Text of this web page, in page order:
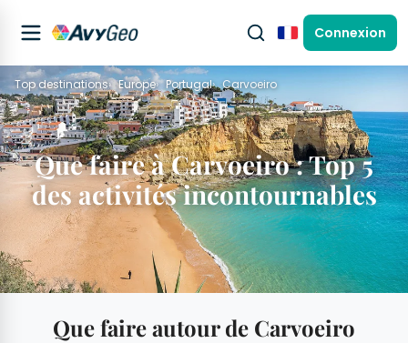
FrançaisConnexion
Top destinations Europe Portugal Carvoeiro
Que faire à Carvoeiro : Top 5
des activités incontournables
Que faire autour de Carvoeiro